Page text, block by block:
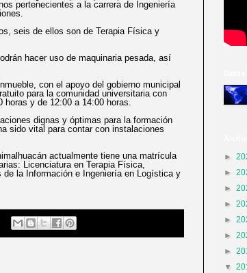
pertenecientes a la carrera de Ingeniería
seis de ellos son de Terapia Física y
hacer uso de maquinaria pesada, así
con el apoyo del gobierno municipal
para la comunidad universitaria con
y de 12:00 a 14:00 horas.
dignas y óptimas para la formación
sido vital para contar con instalaciones
actualmente tiene una matrícula
Licenciatura en Terapia Física,
la Información e Ingeniería en Logística y
►
►
►
►
►
►
►
▼